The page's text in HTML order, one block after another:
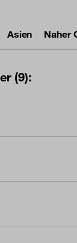
Asien Naher
(9):